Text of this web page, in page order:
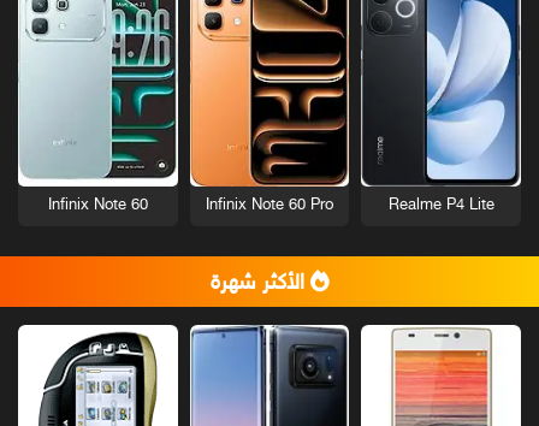
Realme P4 Lite
Infinix Note 60 Pro
Infinix Note 60
الأكثر شهرة